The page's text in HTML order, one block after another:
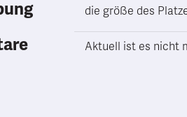
die größe des
Aktuell ist es nicht